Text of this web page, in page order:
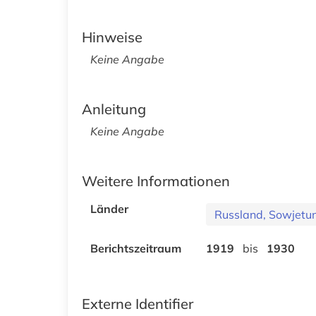
Hinweise
Keine Angabe
Anleitung
Keine Angabe
Weitere Informationen
Länder Russland,
Berichtszeitraum 1919 bis 1930
Externe Identifier